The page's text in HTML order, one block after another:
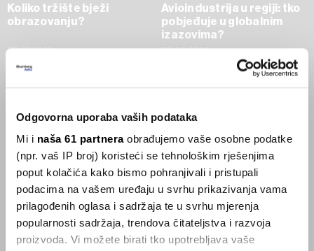
Odgovorna uporaba vaših podataka
Mi i naša 61 partneraobrađujemo vaše osobne podatke
(npr. vaš IP broj) koristeći se tehnološkim rješenjima
poput kolačića kako bismo pohranjivali i pristupali
podacima na vašem uređaju u svrhu prikazivanja vama
prilagođenih oglasa i sadržaja te u svrhu mjerenja
popularnosti sadržaja, trendova čitateljstva i razvoja
proizvoda. Vi možete birati tko upotrebljava vaše
Koliko tržište bježi
obrazovanju?
02.07.2026
Avioindustrija u regiji: tko
pobjeđuje u globalnim
izazovima?
23.06.2026
SVE VIJESTI IZ RUBRIKE ZOOM IN
Businessweek Adria
Korisnici GLP-1 lijekova mršave,
ekonomija se deblja
Visok trošak selidbe kompanija iz Kine